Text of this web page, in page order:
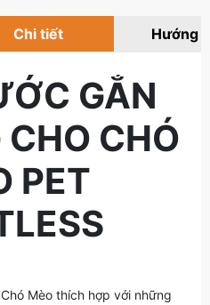
Chi tiết Hướng
GẮN
CHÓ
PET
Mèo thích hợp với những